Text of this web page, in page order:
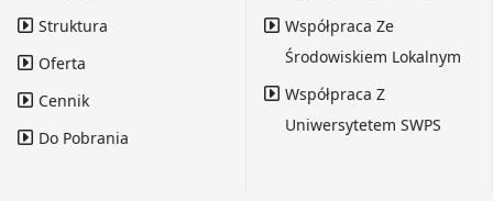
Struktura
Oferta
Cennik
Do Pobrania
Współpraca Ze
Środowiskiem Lokalnym
Współpraca Z
Uniwersytetem SWPS